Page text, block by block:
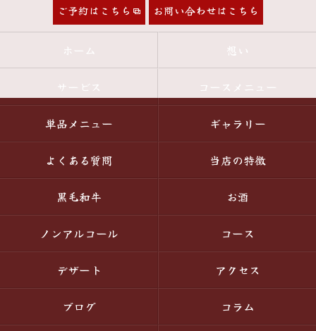
ご予約はこちら お問い合わせはこちら
ホーム 想い
サービス コースメニュー
単品メニュー ギャラリー
よくある質問 当店の特徴
黒毛和牛 お酒
ノンアルコール コース
デザート アクセス
ブログ コラム